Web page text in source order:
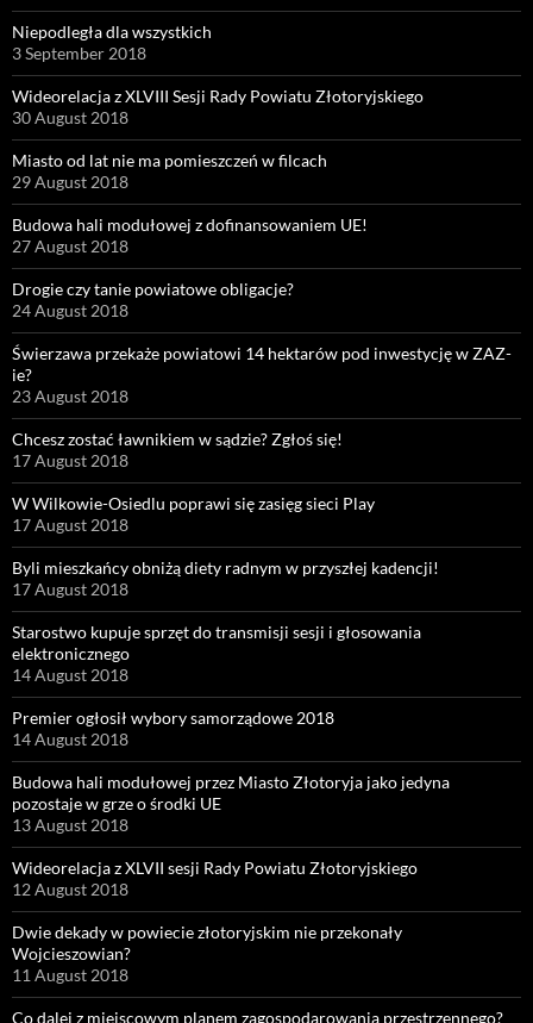
Niepodległa dla wszystkich
3 September 2018
Wideorelacja z XLVIII Sesji Rady Powiatu Złotoryjskiego
30 August 2018
Miasto od lat nie ma pomieszczeń w filcach
29 August 2018
Budowa hali modułowej z dofinansowaniem UE!
27 August 2018
Drogie czy tanie powiatowe obligacje?
24 August 2018
Świerzawa przekaże powiatowi 14 hektarów pod inwestycję w ZAZ-
ie?
23 August 2018
Chcesz zostać ławnikiem w sądzie? Zgłoś się!
17 August 2018
W Wilkowie-Osiedlu poprawi się zasięg sieci Play
17 August 2018
Byli mieszkańcy obniżą diety radnym w przyszłej kadencji!
17 August 2018
Starostwo kupuje sprzęt do transmisji sesji i głosowania
elektronicznego
14 August 2018
Premier ogłosił wybory samorządowe 2018
14 August 2018
Budowa hali modułowej przez Miasto Złotoryja jako jedyna
pozostaje w grze o środki UE
13 August 2018
Wideorelacja z XLVII sesji Rady Powiatu Złotoryjskiego
12 August 2018
Dwie dekady w powiecie złotoryjskim nie przekonały
Wojcieszowian?
11 August 2018
Co dalej z miejscowym planem zagospodarowania przestrzennego?